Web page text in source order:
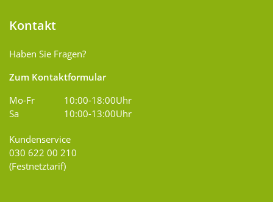
Kontakt
Haben Sie Fragen?
Zum Kontaktformular
Mo-Fr
10:00-18:00Uhr
Sa
10:00-13:00Uhr
Kundenservice
030 622 00 210
(Festnetztarif)